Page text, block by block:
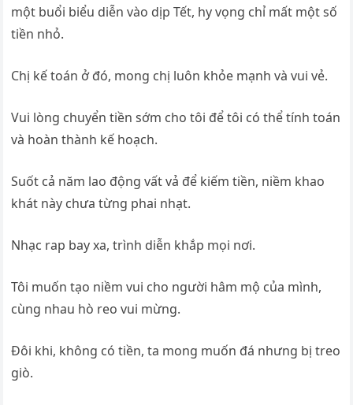
một buổi biểu diễn vào dịp Tết, hy vọng chỉ mất một số
tiền nhỏ.
Chị kế toán ở đó, mong chị luôn khỏe mạnh và vui vẻ.
Vui lòng chuyển tiền sớm cho tôi để tôi có thể tính toán
và hoàn thành kế hoạch.
Suốt cả năm lao động vất vả để kiếm tiền, niềm khao
khát này chưa từng phai nhạt.
Nhạc rap bay xa, trình diễn khắp mọi nơi.
Tôi muốn tạo niềm vui cho người hâm mộ của mình,
cùng nhau hò reo vui mừng.
Đôi khi, không có tiền, ta mong muốn đá nhưng bị treo
giò.